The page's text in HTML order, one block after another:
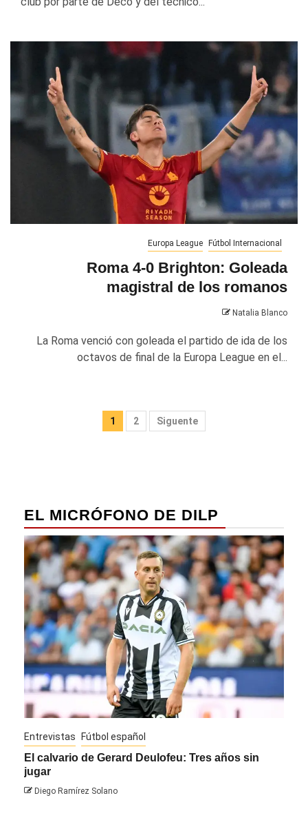
Europa League Fútbol Internacional
Roma 4-0 Brighton: Goleada
magistral de los romanos
Natalia Blanco
La Roma venció con goleada el partido de ida de los
octavos de final de la Europa League en el...
Paginación
1 2 Siguente
EL MICRÓFONO DE DILP
Entrevistas Fútbol español
El calvario de Gerard Deulofeu: Tres años sin
jugar
Diego Ramírez Solano